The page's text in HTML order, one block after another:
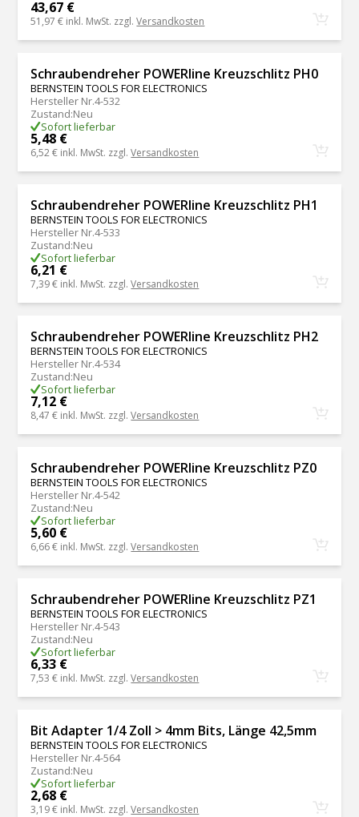
43,67 €
51,97 € inkl. MwSt. zzgl.Versandkosten
Schraubendreher POWERline Kreuzschlitz PH0
BERNSTEIN TOOLS FOR ELECTRONICS
Hersteller Nr.4-532
Zustand:Neu
Sofort lieferbar
5,48 €
6,52 € inkl. MwSt. zzgl.Versandkosten
Schraubendreher POWERline Kreuzschlitz PH1
BERNSTEIN TOOLS FOR ELECTRONICS
Hersteller Nr.4-533
Zustand:Neu
Sofort lieferbar
6,21 €
7,39 € inkl. MwSt. zzgl.Versandkosten
Schraubendreher POWERline Kreuzschlitz PH2
BERNSTEIN TOOLS FOR ELECTRONICS
Hersteller Nr.4-534
Zustand:Neu
Sofort lieferbar
7,12 €
8,47 € inkl. MwSt. zzgl.Versandkosten
Schraubendreher POWERline Kreuzschlitz PZ0
BERNSTEIN TOOLS FOR ELECTRONICS
Hersteller Nr.4-542
Zustand:Neu
Sofort lieferbar
5,60 €
6,66 € inkl. MwSt. zzgl.Versandkosten
Schraubendreher POWERline Kreuzschlitz PZ1
BERNSTEIN TOOLS FOR ELECTRONICS
Hersteller Nr.4-543
Zustand:Neu
Sofort lieferbar
6,33 €
7,53 € inkl. MwSt. zzgl.Versandkosten
Bit Adapter 1/4 Zoll > 4mm Bits, Länge 42,5mm
BERNSTEIN TOOLS FOR ELECTRONICS
Hersteller Nr.4-564
Zustand:Neu
Sofort lieferbar
2,68 €
3,19 € inkl. MwSt. zzgl.Versandkosten